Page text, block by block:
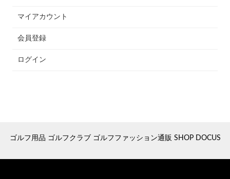
マイアカウント
会員登録
ログイン
ゴルフ用品 ゴルフクラブ ゴルフファッション通販 SHOP DOCUS